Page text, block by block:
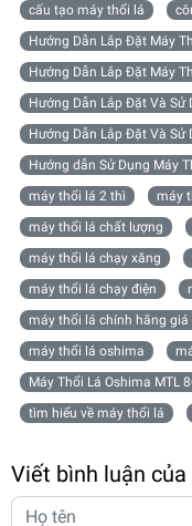
cấu tạo máy thổi lá
Hướng Dẫn Lắp Đặt Máy
Hướng Dẫn Lắp Đặt Máy
Hướng Dẫn Lắp Đặt Và Sử
Hướng Dẫn Lắp Đặt Và Sử
Hướng dẫn Sử Dụng Máy
máy thổi lá 2 thì
máy
máy thổi lá chất lượng
máy thổi lá chạy xăng
máy thổi lá chạy điện
máy thổi lá chính hãng giá
máy thổi lá oshima
Máy Thổi Lá Oshima MTL
tìm hiểu về máy thổi lá
Viết bình luận của